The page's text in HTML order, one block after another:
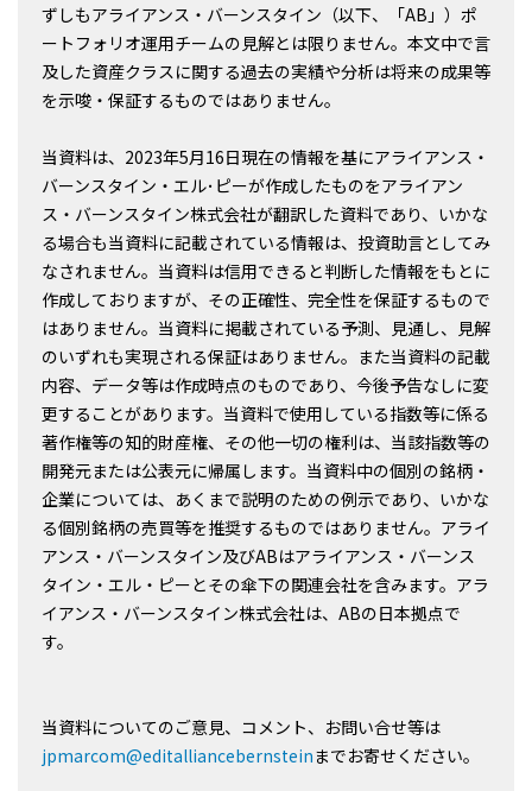
ずしもアライアンス・バーンスタイン（以下、「AB」）ポ
ートフォリオ運用チームの見解とは限りません。本文中で言
及した資産クラスに関する過去の実績や分析は将来の成果等
を示唆・保証するものではありません。
当資料は、2023年5月16日現在の情報を基にアライアンス・
バーンスタイン・エル･ピーが作成したものをアライアン
ス・バーンスタイン株式会社が翻訳した資料であり、いかな
る場合も当資料に記載されている情報は、投資助言としてみ
なされません。当資料は信用できると判断した情報をもとに
作成しておりますが、その正確性、完全性を保証するもので
はありません。当資料に掲載されている予測、見通し、見解
のいずれも実現される保証はありません。また当資料の記載
内容、データ等は作成時点のものであり、今後予告なしに変
更することがあります。当資料で使用している指数等に係る
著作権等の知的財産権、その他一切の権利は、当該指数等の
開発元または公表元に帰属します。当資料中の個別の銘柄・
企業については、あくまで説明のための例示であり、いかな
る個別銘柄の売買等を推奨するものではありません。アライ
アンス・バーンスタイン及びABはアライアンス・バーンス
タイン・エル・ピーとその傘下の関連会社を含みます。アラ
イアンス・バーンスタイン株式会社は、ABの日本拠点で
す。
当資料についてのご意見、コメント、お問い合せ等は
jpmarcom@editalliancebernsteinまでお寄せください。